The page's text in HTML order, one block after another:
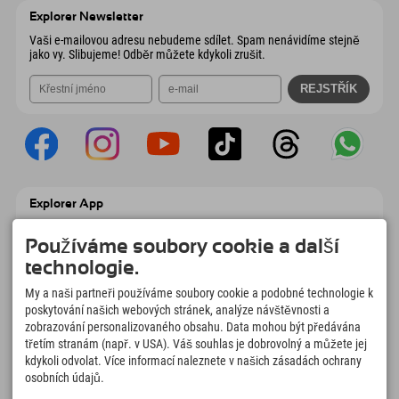
Explorer Newsletter
Vaši e-mailovou adresu nebudeme sdílet. Spam nenávidíme stejně
jako vy. Slibujeme! Odběr můžete kdykoli zrušit.
Explorer App
Explorer To Go s přehledem rezervací,
seznamem míst, která chcete navštívit,
přehledem restaurací a mnoha dalšími
Čas na chvilky objevitelů
166
Horská jezera a
4.634km
Používáme soubory cookie a další
technologie.
My a naši partneři používáme soubory cookie a podobné technologie k
poskytování našich webových stránek, analýze návštěvnosti a
zobrazování personalizovaného obsahu. Data mohou být předávána
třetím stranám (např. v USA). Váš souhlas je dobrovolný a můžete jej
kdykoli odvolat. Více informací naleznete v našich zásadách ochrany
osobních údajů.